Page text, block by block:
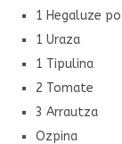
1 Hegaluze
1 Uraza
1 Tipulina
2 Tomate
3 Arrautza
Ozpina